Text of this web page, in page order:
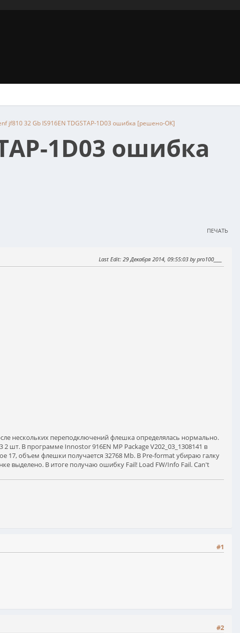
jf810 32 Gb IS916EN TDGSTAP-1D03 ошибка [решено-ОК]
1D03 ошибка
ПЕЧАТЬ
Last Edit: 29 Декабря 2014, 09:55:03 by pro100____
нескольких переподключений флешка определялась нормально.
шт. В программе Innostor 916EN MP Package V202_03_1308141 в
17, объем флешки получается 32768 Mb. В Pre-format убираю галку
выделено. В итоге получаю ошибку Fail! Load FW/Info Fail. Can't
#1
#2